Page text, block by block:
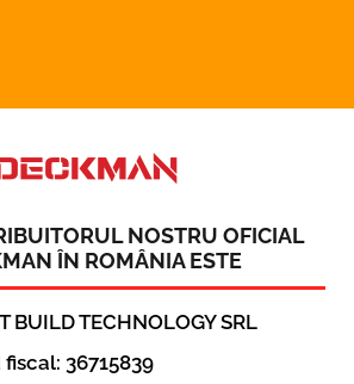
NOSTRU OFICIAL
ÎN ROMÂNIA ESTE
BUILD TECHNOLOGY SRL
fiscal: 36715839